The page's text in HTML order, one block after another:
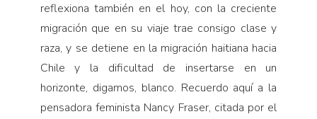
reflexiona también en el hoy, con la creciente
migración que en su viaje trae consigo clase y
raza, y se detiene en la migración haitiana hacia
Chile y la dificultad de insertarse en un
horizonte, digamos, blanco. Recuerdo aquí a la
pensadora feminista Nancy Fraser, citada por el